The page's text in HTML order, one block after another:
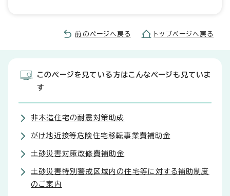
前のページへ戻る トップページへ戻る
このページを見ている方はこんなページも見ていま
す
非木造住宅の耐震対策助成
がけ地近接等危険住宅移転事業費補助金
土砂災害対策改修費補助金
土砂災害特別警戒区域内の住宅等に対する補助制度
のご案内